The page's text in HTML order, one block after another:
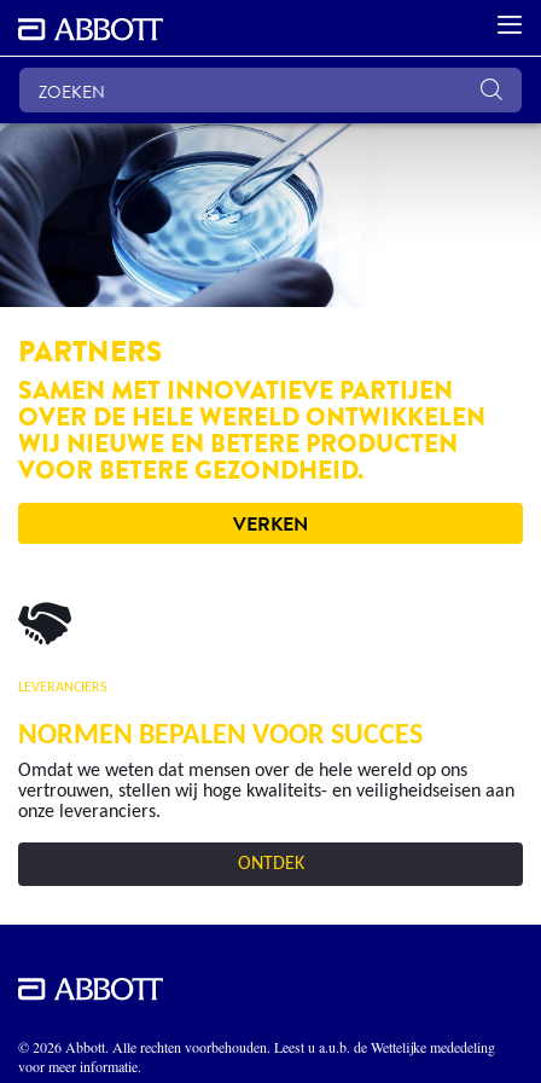
PARTNERS
SAMEN MET INNOVATIEVE PARTIJEN
OVER DE HELE WERELD ONTWIKKELEN
WIJ NIEUWE EN BETERE PRODUCTEN
VOOR BETERE GEZONDHEID.
VERKEN
LEVERANCIERS
NORMEN BEPALEN VOOR SUCCES
Omdat we weten dat mensen over de hele wereld op ons
vertrouwen, stellen wij hoge kwaliteits- en veiligheidseisen aan
onze leveranciers.
ONTDEK
© 2026 Abbott. Alle rechten voorbehouden. Leest u a.u.b. de Wettelijke mededeling
voor meer informatie.